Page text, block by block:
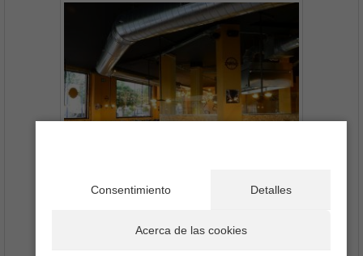
973093259
Consentimiento Detalles
Acerca de las cookies